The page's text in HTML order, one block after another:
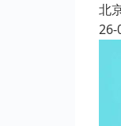
北
26-